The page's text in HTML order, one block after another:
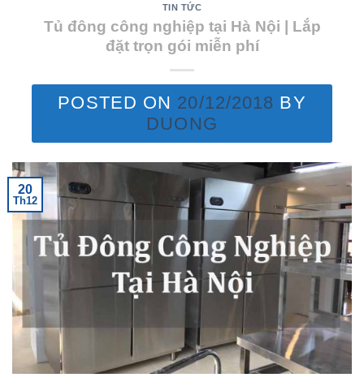
TIN TỨC
Tủ đông công nghiệp tại Hà Nội | Lắp
đặt trọn gói miễn phí
POSTED ON 20/12/2018 BY
DUONG
20
Th12